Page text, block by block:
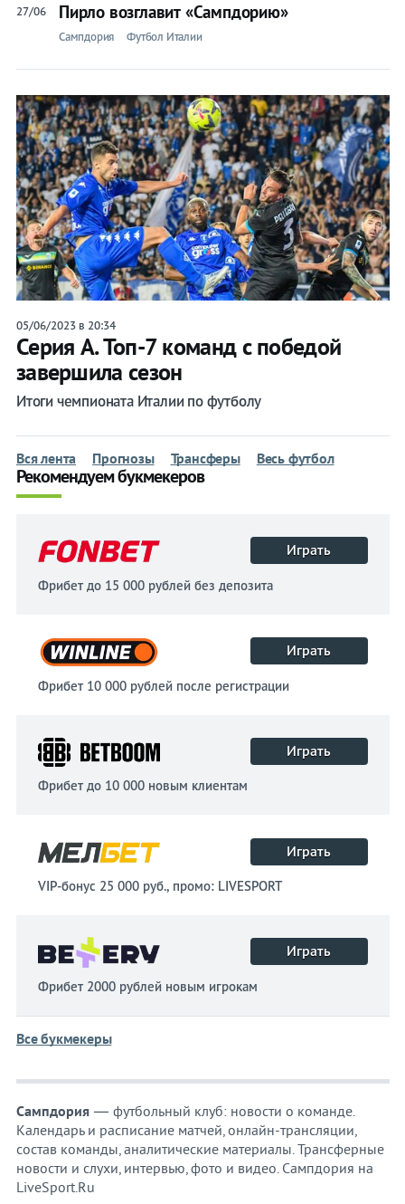
27/06 Пирло возглавит «Сампдорию»
Сампдория Футбол Италии
05/06/2023 в 20:34
Серия А. Топ-7 команд с победой
завершила сезон
Итоги чемпионата Италии по футболу
Вся лента Прогнозы Трансферы Весь футбол
Рекомендуем букмекеров
Играть
Фрибет до 15 000 рублей без депозита
Играть
Фрибет 10 000 рублей после регистрации
Играть
Фрибет до 10 000 новым клиентам
Играть
VIP-бонус 25 000 руб., промо: LIVESPORT
Играть
Фрибет 2000 рублей новым игрокам
Все букмекеры
Сампдория— футбольный клуб: новости о команде.
Календарь и расписание матчей, онлайн-трансляции,
состав команды, аналитические материалы. Трансферные
новости и слухи, интервью, фото и видео. Сампдория на
LiveSport.Ru